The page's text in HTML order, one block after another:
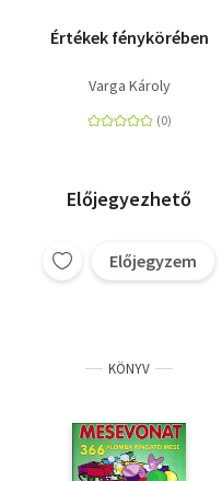
Értékek fénykörében
Varga Károly
Előjegyezhető
Előjegyzem
KÖNYV